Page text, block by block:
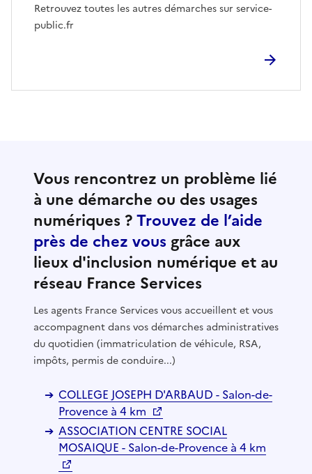
Retrouvez toutes les autres démarches sur service-
public.fr
Vous rencontrez un problème lié
à une démarche ou des usages
numériques ?Trouvez de l’aide
près de chez vous grâce aux
lieux d'inclusion numérique et au
réseau France Services
Les agents France Services vous accueillent et vous
accompagnent dans vos démarches administratives
du quotidien (immatriculation de véhicule, RSA,
impôts, permis de conduire...)
COLLEGE JOSEPH D'ARBAUD - Salon-de-
Provence à 4 km
ASSOCIATION CENTRE SOCIAL
MOSAIQUE - Salon-de-Provence à 4 km